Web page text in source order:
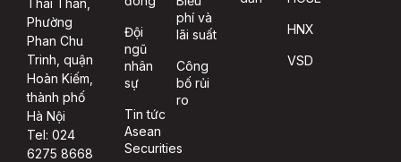
Phường
Phan Chu
Trinh, quận
Hoàn Kiếm,
thành phố
Hà Nội
Tel: 024
6275 8668
Đội
ngũ
nhân
sự
Tin tức
Asean
Securities
phí và
lãi suất
Công
bố rủi
ro
HNX
VSD